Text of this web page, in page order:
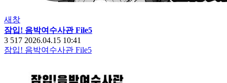
새창
잠입! 음박여수사관 File5
3 517 2026.04.15 10:41
잠입! 음박여수사관 File5